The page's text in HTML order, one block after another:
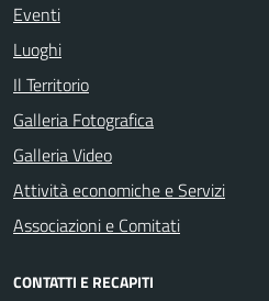
Eventi
Luoghi
Il Territorio
Galleria Fotografica
Galleria Video
Attività economiche e Servizi
Associazioni e Comitati
CONTATTI E RECAPITI